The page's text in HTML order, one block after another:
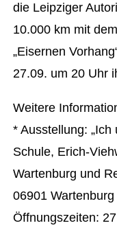
die Leipziger
10.000 km mit
„Eisernen
27.09. um 20 Uhr
Weitere
* Ausstellung:
Schule, Erich-
Wartenburg und
06901
Öffnungszeiten: